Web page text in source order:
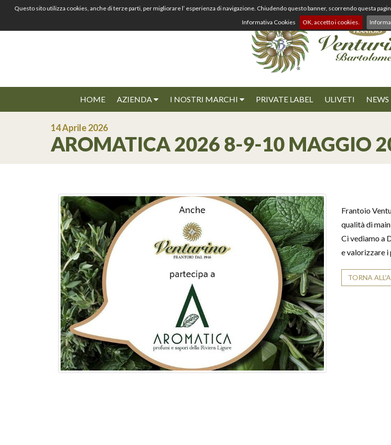
Questo sito utilizza cookies, anche di terze parti, per migliorare l’ esperienza di navigazione. Chiudendo questo banner, scorrendo questa
Informativa Cookies
OK, accetto i cookies.
HOME AZIENDA I NOSTRI MARCHI PRIVATE LABEL ULIVETI NEWS
14 Aprile 2026
AROMATICA 2026 8-9-10 MAGGIO
Frantoio
qualità di
Ci vediamo a
e valorizzare
TORNA